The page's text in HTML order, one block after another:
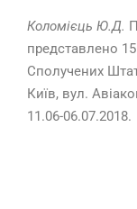
Коломієць Ю.Д.
представлено
Сполучених
Київ, вул.
11.06-06.07.2018.